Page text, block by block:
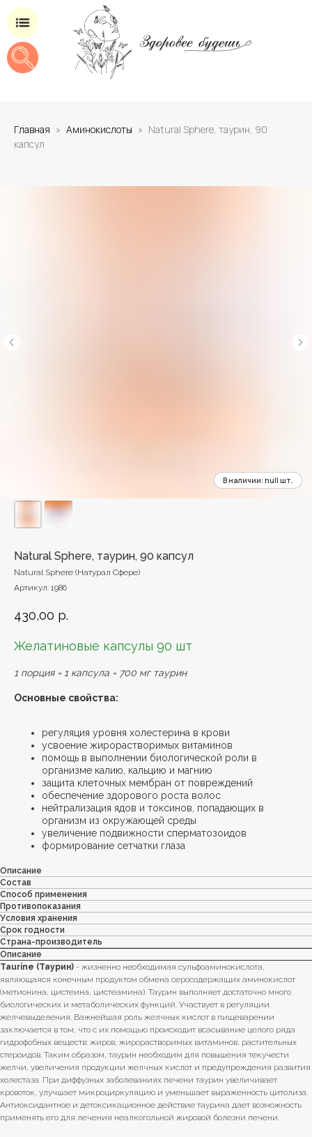
Главная Аминокислоты
Natural Sphere, таурин, 90
капсул
Natural Sphere, таурин, 90 капсул
Natural Sphere (Натурал Сфере)
Артикул: 1986
430,00 р.
Желатиновые капсулы 90 шт
1 порция = 1 капсула = 700 мг таурин
Основные свойства:
регуляция уровня холестерина в крови
усвоение жирорастворимых витаминов
помощь в выполнении биологической роли в
организме калию, кальцию и магнию
защита клеточных мембран от повреждений
обеспечение здорового роста волос
нейтрализация ядов и токсинов, попадающих в
организм из окружающей среды
увеличение подвижности сперматозоидов
формирование сетчатки глаза
Описание
Состав
Способ применения
Противопоказания
Условия хранения
Срок годности
Страна-производитель
Описание
Taurine (Таурин) - жизненно необходимая сульфоаминокислота,
являющаяся конечным продуктом обмена серосодержащих аминокислот
(метионина, цистеина, цистеамина). Таурин выполняет достаточно много
биологических и метаболических функций. Участвует в регуляции
желчевыделения. Важнейшая роль желчных кислот в пищеварении
заключается в том, что с их помощью происходит всасывание целого ряда
гидрофобных веществ: жиров, жирорастворимых витаминов, растительных
стероидов. Таким образом, таурин необходим для повышения текучести
желчи, увеличения продукции желчных кислот и предупреждения развития
холестаза. При диффузных заболеваниях печени таурин увеличивает
кровоток, улучшает микроциркуляцию и уменьшает выраженность цитолиза.
Антиоксидантное и детоксикационное действие таурина дает возможность
применять его для лечения неалкогольной жировой болезни печени.